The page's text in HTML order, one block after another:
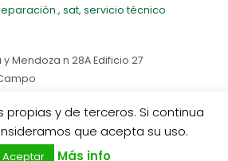
, sat, servicio técnico
Mendoza n 28A Edificio 27
0
propias y de terceros. Si continua
que acepta su uso.
Aceptar Más info